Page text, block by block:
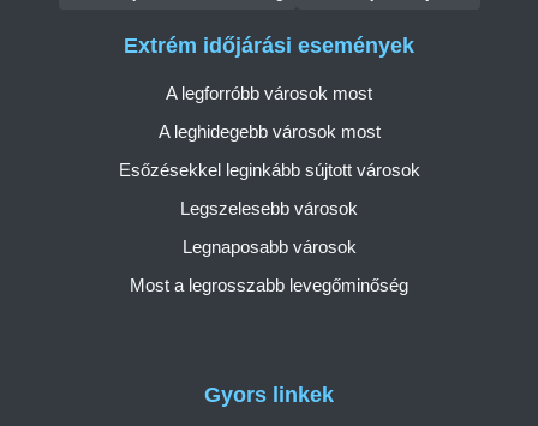
Gyors linkek
Extrém időjárási események
A legforróbb városok most
A leghidegebb városok most
Esőzésekkel leginkább sújtott városok
Legszelesebb városok
Legnaposabb városok
Most a legrosszabb levegőminőség